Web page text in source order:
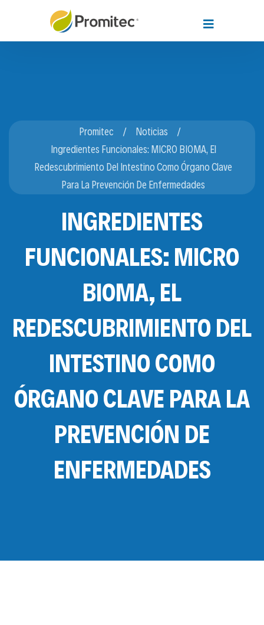
Promitec
Noticias
Ingredientes Funcionales: MICRO BIOMA, El
Redescubrimiento Del Intestino Como Órgano Clave
Para La Prevención De Enfermedades
INGREDIENTES
FUNCIONALES: MICRO
BIOMA, EL
REDESCUBRIMIENTO DEL
INTESTINO COMO
ÓRGANO CLAVE PARA LA
PREVENCIÓN DE
ENFERMEDADES